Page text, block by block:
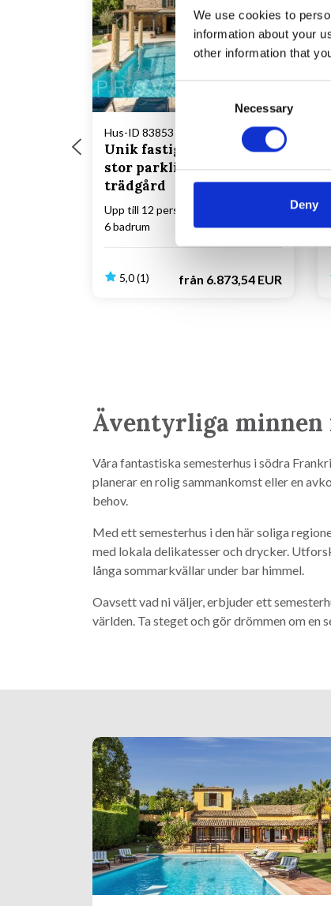
We use cookies to
information about your
other information that
Consent
Selection
Necessary
Deny
Laddar...
Hus-ID 83853 • Callian
Unik fastighet med
stor parkliknande
trädgård
Upp till 12 personer
6 badrum
5,0 (1) från 6.873,54 EUR
Äventyrliga
Våra fantastiska semesterhus i södra
planerar en rolig sammankomst eller en
behov.
Med ett semesterhus i den här soliga
med lokala delikatesser och drycker.
långa sommarkvällar under bar himmel.
Oavsett vad ni väljer, erbjuder ett
världen. Ta steget och gör drömmen om en